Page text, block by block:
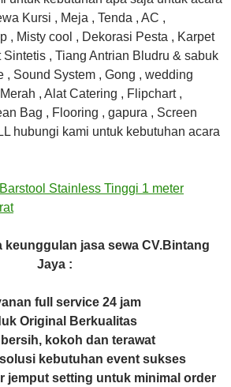
Kursi , Meja , Tenda , AC ,
, Misty cool , Dekorasi Pesta , Karpet
Sintetis , Tiang Antrian Bludru & sabuk
, Sound System , Gong , wedding
, Alat Catering , Flipchart ,
Bag , Flooring , gapura , Screen
hubungi kami untuk kebutuhan acara
keunggulan jasa sewa CV.Bintang
Jaya :
full service 24 jam
Original Berkualitas
kokoh dan terawat
kebutuhan event sukses
jemput setting untuk minimal order